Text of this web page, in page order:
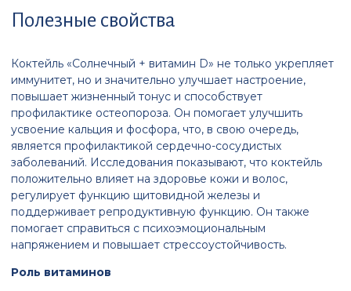
Полезные свойства
Коктейль «Солнечный + витамин D» не только укрепляет
иммунитет, но и значительно улучшает настроение,
повышает жизненный тонус и способствует
профилактике остеопороза. Он помогает улучшить
усвоение кальция и фосфора, что, в свою очередь,
является профилактикой сердечно-сосудистых
заболеваний. Исследования показывают, что коктейль
положительно влияет на здоровье кожи и волос,
регулирует функцию щитовидной железы и
поддерживает репродуктивную функцию. Он также
помогает справиться с психоэмоциональным
напряжением и повышает стрессоустойчивость.
Роль витаминов